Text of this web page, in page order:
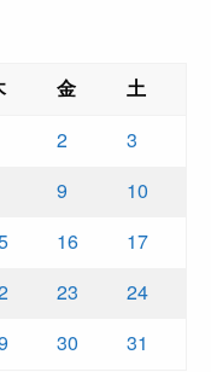
金
土
2
3
9
10
16
17
23
24
30 31